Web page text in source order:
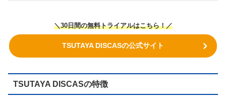
＼30日間の無料トライアルはこちら！／
TSUTAYA DISCASの公式サイト
TSUTAYA DISCASの特徴